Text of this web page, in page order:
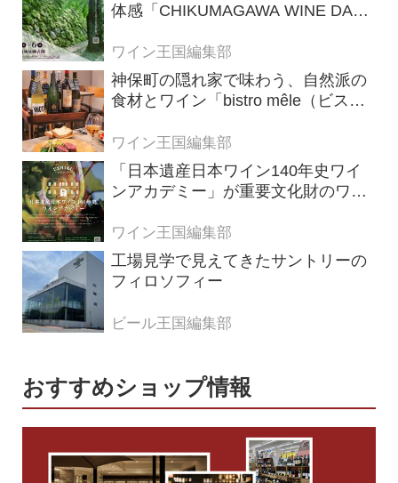
体感「CHIKUMAGAWA WINE DAYS
ワイン王国編集部
神保町の隠れ家で味わう、自然派の
食材とワイン「bistro mêle（ビスト
ワイン王国編集部
「日本遺産日本ワイン140年史ワイ
ンアカデミー」が重要文化財のワイ
（2026年6月28日応募締め切り）
ワイン王国編集部
工場見学で見えてきたサントリーの
フィロソフィー
ビール王国編集部
おすすめショップ情報